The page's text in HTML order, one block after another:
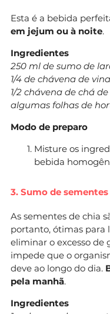
Esta é a bebida
em jejum ou à noite.
Ingredientes
250 ml de sumo de
1/4 de chávena de
1/2 chávena de chá
algumas folhas de
Modo de preparo
Misture os
bebida
3. Sumo de
As sementes de chia
portanto, ótimas para
eliminar o excesso de
impede que o
deve ao longo do dia.
pela manhã.
Ingredientes